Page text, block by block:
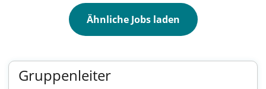
Ähnliche Jobs laden
Gruppenleiter